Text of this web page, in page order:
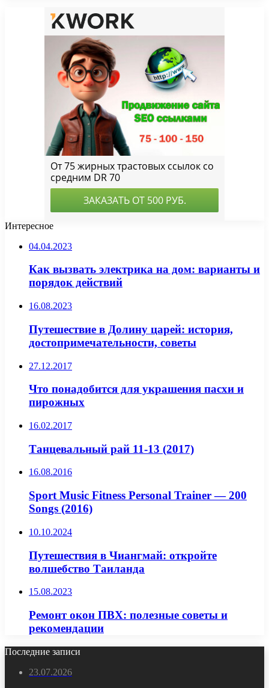
Интересное
04.04.2023
Как вызвать электрика на дом: варианты и
порядок действий
16.08.2023
Путешествие в Долину царей: история,
достопримечательности, советы
27.12.2017
Что понадобится для украшения пасхи и
пирожных
16.02.2017
Танцевальный рай 11-13 (2017)
16.08.2016
Sport Music Fitness Personal Trainer — 200
Songs (2016)
10.10.2024
Путешествия в Чиангмай: откройте
волшебство Таиланда
15.08.2023
Ремонт окон ПВХ: полезные советы и
рекомендации
Последние записи
23.07.2026